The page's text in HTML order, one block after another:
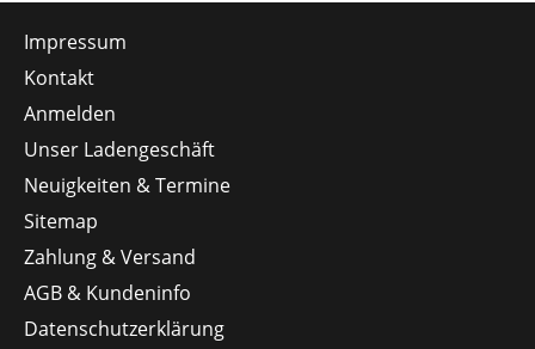
Impressum
Kontakt
Anmelden
Unser Ladengeschäft
Neuigkeiten & Termine
Sitemap
Zahlung & Versand
AGB & Kundeninfo
Datenschutzerklärung